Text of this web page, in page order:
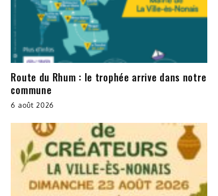
Route du Rhum : le trophée arrive dans notre
commune
6 août 2026